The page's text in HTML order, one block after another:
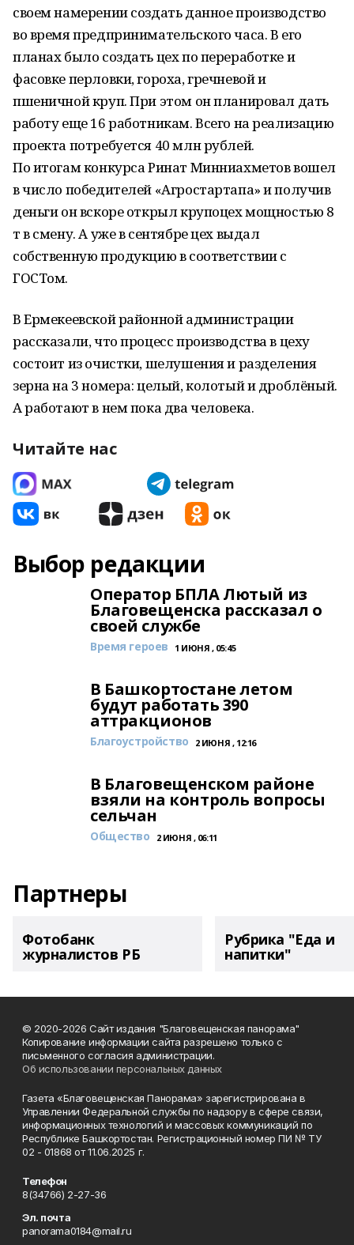
своем намерении создать данное производство
во время предпринимательского часа. В его
планах было создать цех по переработке и
фасовке перловки, гороха, гречневой и
пшеничной круп. При этом он планировал дать
работу еще 16 работникам. Всего на реализацию
проекта потребуется 40 млн рублей.
По итогам конкурса Ринат Минниахметов вошел
в число победителей «Агростартапа» и получив
деньги он вскоре открыл крупоцех мощностью 8
т в смену. А уже в сентябре цех выдал
собственную продукцию в соответствии с
ГОСТом.
В Ермекеевской районной администрации
рассказали, что процесс производства в цеху
состоит из очистки, шелушения и разделения
зерна на 3 номера: целый, колотый и дроблёный.
А работают в нем пока два человека.
Читайте нас
Выбор редакции
Оператор БПЛА Лютый из
Благовещенска рассказал о
своей службе
Время героев 1 ИЮНЯ , 05:45
В Башкортостане летом
будут работать 390
аттракционов
Благоустройство 2 ИЮНЯ , 12:16
В Благовещенском районе
взяли на контроль вопросы
сельчан
Общество 2 ИЮНЯ , 06:11
Партнеры
Фотобанк
журналистов РБ
Рубрика "Еда и
напитки"
© 2020-2026 Сайт издания "Благовещенская панорама"
Копирование информации сайта разрешено только с
письменного согласия администрации.
Об использовании персональных данных
Газета «Благовещенская Панорама» зарегистрирована в
Управлении Федеральной службы по надзору в сфере связи,
информационных технологий и массовых коммуникаций по
Республике Башкортостан. Регистрационный номер ПИ № ТУ
02 - 01868 от 11.06.2025 г.
Телефон
8(34766) 2-27-36
Эл. почта
panorama0184@mail.ru